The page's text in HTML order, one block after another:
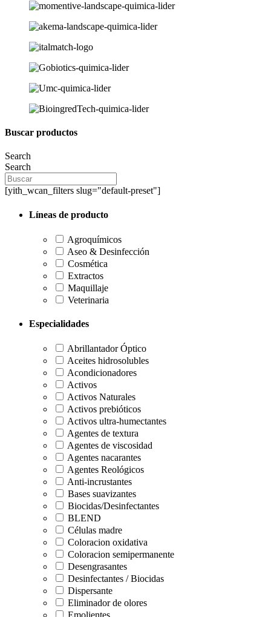
Buscar productos
Search
Search
[yith_wcan_filters slug="default-preset"]
Líneas de producto
Agroquímicos
Aseo & Desinfección
Cosmética
Extractos
Maquillaje
Veterinaria
Especialidades
Abrillantador Óptico
Aceites hidrosolubles
Acondicionadores
Activos
Activos Naturales
Activos prebióticos
Activos ultra-humectantes
Agentes de textura
Agentes de viscosidad
Agentes nacarantes
Agentes Reológicos
Anti-incrustantes
Bases suavizantes
Biocidas/Desinfectantes
BLEND
Células madre
Coloracion oxidativa
Coloracion semipermanente
Desengrasantes
Desinfectantes / Biocidas
Dispersante
Eliminador de olores